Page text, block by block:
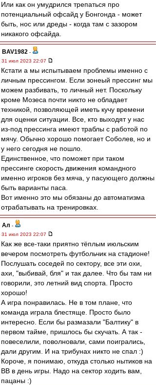
Или как он умудрился трепаться про
потенциальный офсайд у Бонгонда - может
быть, нос или дреды - когда там с зазором
никакого офсайда.
BAV1982 -
31 июл 2023 22:07
Кстати а мы испытываем проблемы именно с
личным прессингом. Если зонеый прессинг мы
можем разбивать, то личный нет. Поскольку
кроме Мозеса почти никто не обладает
техникой, позволяющей иметь кучу времени
для оценки ситуации. Все, кто выходят у нас
из-под прессинга имеют траблы с работой по
мячу. Обычно хорошо помогает Соболев, но и
у него сегодня не пошло.
Единственное, что поможет при таком
прессинге скорость движения командного
именно игроков без мяча, у пасующего должны
быть варианты паса.
Вот именно это мы обязаны до автоматизма
отрабатывать на тренировках.
Ал -
31 июл 2023 22:07
Как же все-таки приятно тёплым июльским
вечером посмотреть футбольчик на стадионе!
Послушать соседей по сектору, все эти охи,
ахи, "выбивай, бля" и так далее. Что бы там ни
говорили, это летний вид спорта. Просто
хорошо!
А игра понравилась. Не в том плане, что
команда играла блестяще. Просто было
интересно. Если бы размазали "Балтику" в
первом тайме, пришлось бы скучать. А так -
повеселили, поволновали, сами поигрались,
дали другим. И на трибунах никто не спал :)
Короче, я понимаю, откуда столько нытиков на
ВВ в день игры. Надо на сектор ходить вам,
пацаны :)